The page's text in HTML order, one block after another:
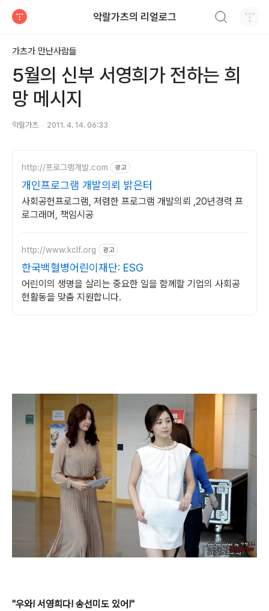
악랄가츠의 리얼로그
가츠가 만난사람들
5월의 신부 서영희가 전하는 희
망 메시지
악랄가츠 2011. 4. 14. 06:33
http://프로그램개발.com 광고
개인프로그램 개발의뢰 밝은터
사회공헌프로그램, 저렴한 프로그램 개발의뢰 ,20년경력 프
로그래머, 책임시공
http://www.kclf.org 광고
한국백혈병어린이재단: ESG
어린이의 생명을 살리는 중요한 일을 함께할 기업의 사회공
헌활동을 맞춤 지원합니다.
"우와! 서영희다! 송선미도 있어!"